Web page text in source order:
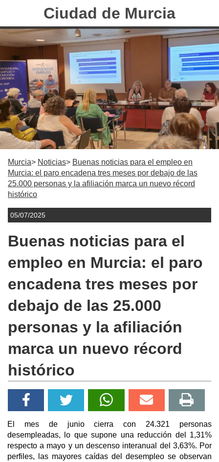
Ciudad de Murcia
Murcia Noticias
Buenas noticias para el empleo en
Murcia: el paro encadena tres meses por debajo de las
25.000 personas y la afiliación marca un nuevo récord
histórico
05/07/2025
Buenas noticias para el
empleo en Murcia: el paro
encadena tres meses por
debajo de las 25.000
personas y la afiliación
marca un nuevo récord
histórico
El mes de junio cierra con 24.321 personas
desempleadas, lo que supone una reducción del 1,31%
respecto a mayo y un descenso interanual del 3,63%. Por
perfiles, las mayores caídas del desempleo se observan